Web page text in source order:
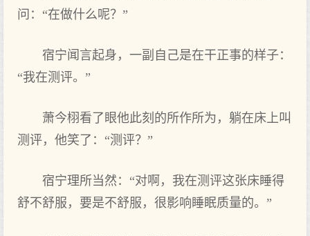
问：“在做什么呢？”
宿宁闻言起身，一副自己‌是在干正事的样子：
“我在测评。”
萧今栩看了眼他此刻的所作‌所为‌，躺在床上叫
测评，他笑了：“测评？”
宿宁理所当‌然：“对啊，我在测评这‌张床睡得
舒不舒服，要是不舒服，很影响睡眠质量的。”